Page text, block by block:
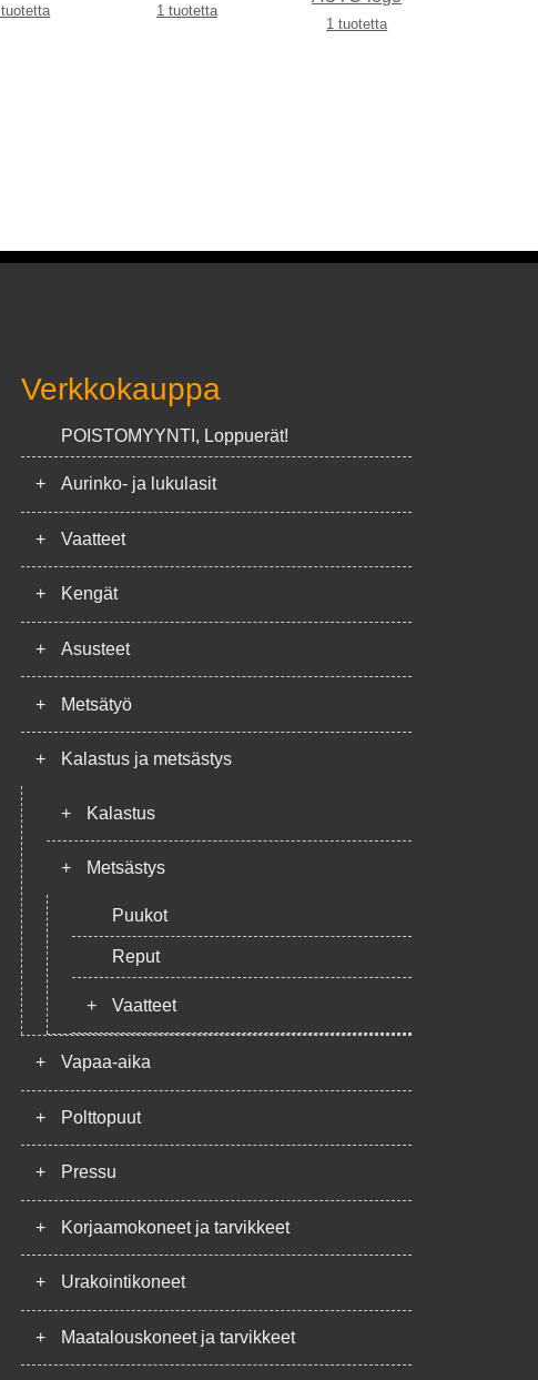
1 tuotetta
1 tuotetta
Verkkokauppa
POISTOMYYNTI, Loppuerät!
+ Aurinko- ja lukulasit
+ Vaatteet
+ Kengät
+ Asusteet
+ Metsätyö
+ Kalastus ja metsästys
+ Kalastus
+ Metsästys
Puukot
Reput
+ Vaatteet
+ Vapaa-aika
+ Polttopuut
+ Pressu
+ Korjaamokoneet ja tarvikkeet
+ Urakointikoneet
+ Maatalouskoneet ja tarvikkeet